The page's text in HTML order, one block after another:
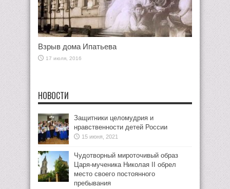
Взрыв дома Ипатьева
17 июля, 2016
НОВОСТИ
Защитники целомудрия и
нравственности детей России
15 июня, 2021
Чудотворный мироточивый образ
Царя-мученика Николая II обрел
место своего постоянного
пребывания